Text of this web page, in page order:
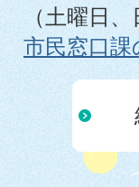
（土曜日
市民窓口